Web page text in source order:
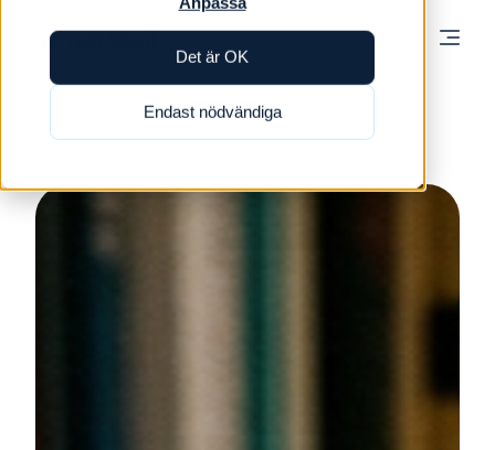
Det är OK
Endast nödvändiga